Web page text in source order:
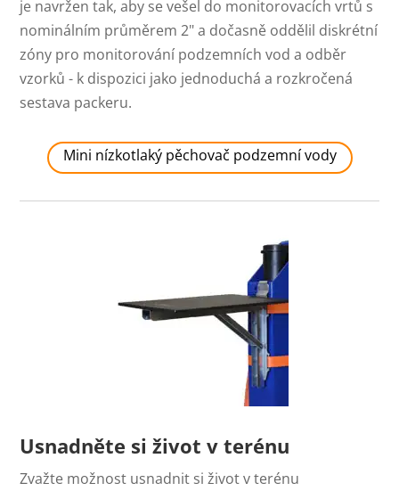
je navržen tak, aby se vešel do monitorovacích vrtů s
nominálním průměrem 2" a dočasně oddělil diskrétní
zóny pro monitorování podzemních vod a odběr
vzorků - k dispozici jako jednoduchá a rozkročená
sestava packeru.
Mini nízkotlaký pěchovač podzemní vody
Usnadněte si život v terénu
Zvažte možnost usnadnit si život v terénu